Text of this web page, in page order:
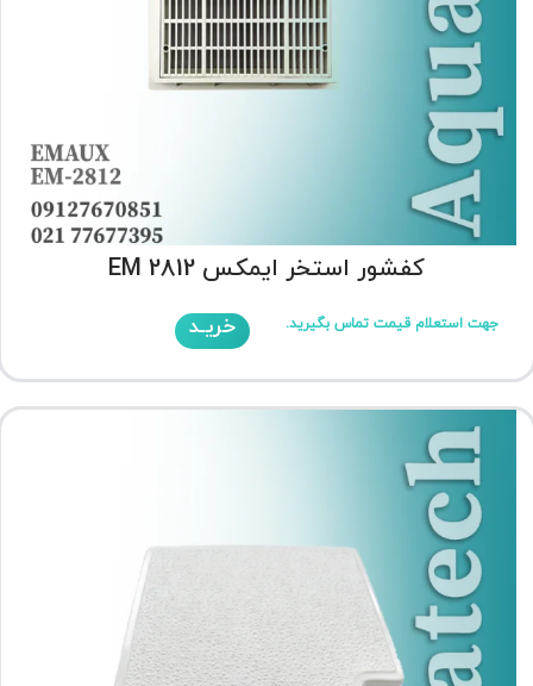
کفشور استخر ایمکس EM 2812
جهت استعلام قیمت تماس بگیرید. خریـد